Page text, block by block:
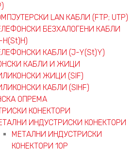
LAN КАБЛИ (FTP; UTP)
БЕЗХАЛОГЕНИ КАБЛИ
КАБЛИ (J-Y(St)Y)
КАБЛИ И ЖИЦИ
ЖИЦИ (SIF)
КАБЛИ (SIHF)
ОПРЕМА
КОНЕКТОРИ
ИНДУСТРИСКИ КОНЕКТОРИ
МЕТАЛНИ ИНДУСТРИСКИ
КОНЕКТОРИ 10P